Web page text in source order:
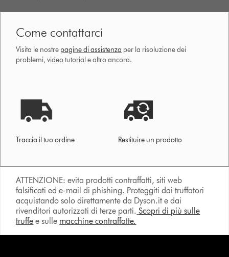
Come contattarci
Visita le nostre pagine di assistenza per la risoluzione dei
problemi, video tutorial e altro ancora.
Traccia il tuo ordine Restituire un prodotto
ATTENZIONE: evita prodotti contraffatti, siti web
falsificati ed e-mail di phishing. Proteggiti dai truffatori
acquistando solo direttamente da Dyson.it e dai
rivenditori autorizzati di terze parti. Scopri di più sulle
truffe e sulle macchine contraffatte.